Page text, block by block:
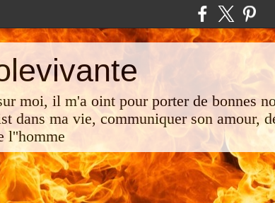
moi, il m'a oint pour porter de bonnes
dans ma vie, communiquer son amour,
l''homme